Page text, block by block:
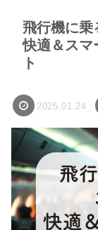
飛行機に乗
快適＆スマ
ト
2025.01.24